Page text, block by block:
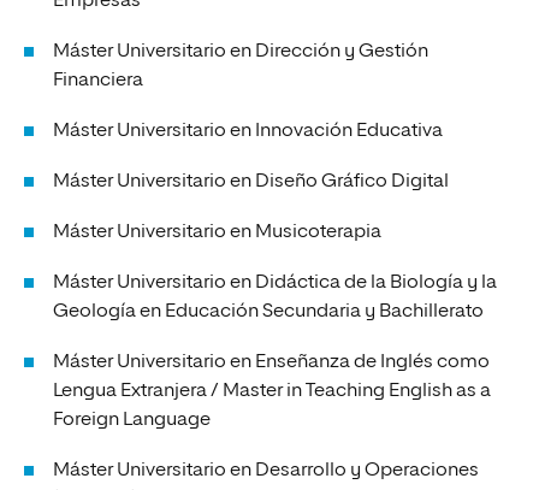
Máster Universitario en Dirección y Gestión
Financiera
Máster Universitario en Innovación Educativa
Máster Universitario en Diseño Gráfico Digital
Máster Universitario en Musicoterapia
Máster Universitario en Didáctica de la Biología y la
Geología en Educación Secundaria y Bachillerato
Máster Universitario en Enseñanza de Inglés como
Lengua Extranjera / Master in Teaching English as a
Foreign Language
Máster Universitario en Desarrollo y Operaciones